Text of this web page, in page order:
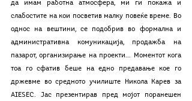
да имам работна атмосфера, ми ги покажа и
слабостите на кои посветив малку повеќе време. Во
однос на вештини, се подобрив во формална и
административна комуникација, продажба на
пазарот, организирање на проекти... Моментот кога
тоа го сфатив беше на едно предавање кое го
држевме во средното училиште Никола Карев за
AIESEC. Јас презентирав пред мојот поранешен